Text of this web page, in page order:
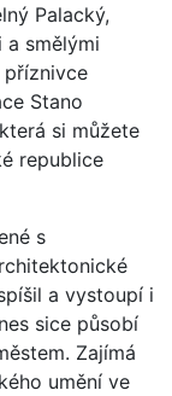
Palacký,
smělými
Stano
si můžete
republice
s
a vystoupí i
sice působí
Zajímá
umění ve